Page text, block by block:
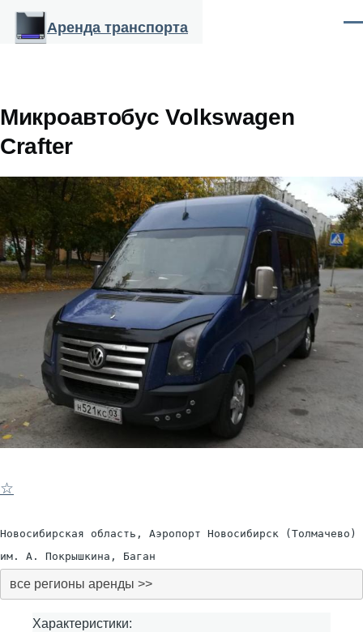
Перейти к основному содержанию
Аренда транспорта
Микроавтобус Volkswagen
Crafter
☆
Новосибирская область, Аэропорт Новосибирск (Толмачево)
им. А. Покрышкина, Баган
все регионы аренды >>
Характеристики: